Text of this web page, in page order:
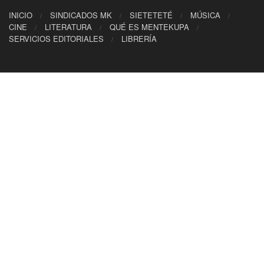
INICIO SINDICADOS MK SIETETETÉ
MÚSICA
CINE
LITERATURA
QUÉ ES MENTEKUPA
SERVICIOS EDITORIALES
LIBRERÍA